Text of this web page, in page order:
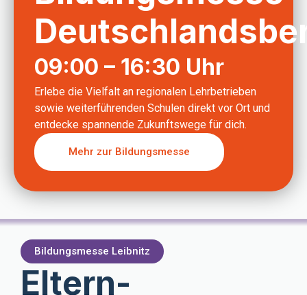
09:00 – 16:30 Uhr
Erlebe die Vielfalt an regionalen Lehrbetrieben
sowie weiterführenden Schulen direkt vor Ort und
entdecke spannende Zukunftswege für dich.
Mehr zur Bildungsmesse
Bildungsmesse Leibnitz
Eltern-